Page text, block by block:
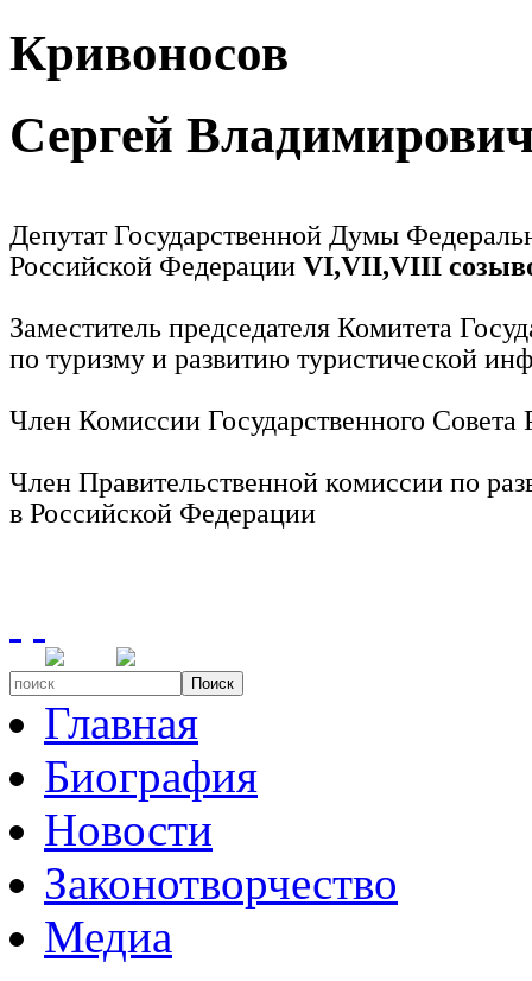
Кривоносов
Сергей
Депутат Государственной Думы
Российской Федерации VI,VII,VIII
Заместитель председателя Комитета
по туризму и развитию туристической
Член Комиссии Государственного
Член Правительственной комиссии по
в Российской Федерации
Поиск
Главная
Биография
Новости
Законотворчество
Медиа